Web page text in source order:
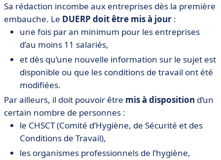
Sa rédaction incombe aux entreprises dès la première
embauche. Le DUERP doit être mis à jour :
une fois par an minimum pour les entreprises
d’au moins 11 salariés,
et dès qu’une nouvelle information sur le sujet est
disponible ou que les conditions de travail ont été
modifiées.
Par ailleurs, il doit pouvoir être mis à disposition d’un
certain nombre de personnes :
le CHSCT (Comité d’Hygiène, de Sécurité et des
Conditions de Travail),
les organismes professionnels de l’hygiène,